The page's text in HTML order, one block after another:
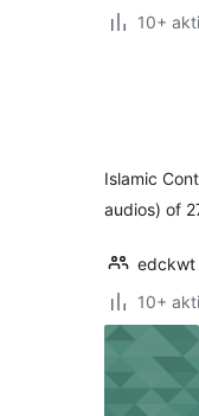
10+
Islamic
audios) of
edckwt
10+